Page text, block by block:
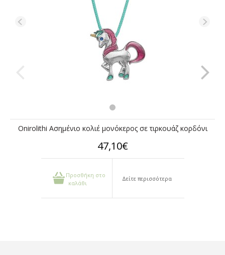
Onirolithi Ασημένιο κολιέ μονόκερος σε τιρκουάζ κορδόνι
47,10€
Προσθήκη στο
καλάθι
Δείτε περισσότερα